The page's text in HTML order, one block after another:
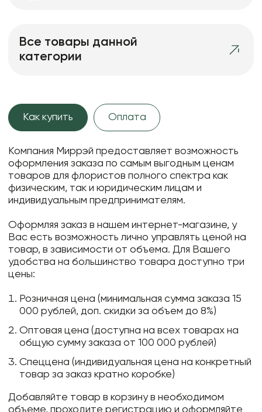
Все товары данной
категории
Как купить Оплата
Компания Миррэй предоставляет возможность
оформления заказа по самым выгодным ценам
товаров для флористов полного спектра как
физическим, так и юридическим лицам и
индивидуальным предпринимателям.
Оформляя заказ в нашем интернет-магазине, у
Вас есть возможность лично управлять ценой на
товар, в зависимости от объема. Для Вашего
удобства на большинство товара доступно три
цены:
Розничная цена (минимальная сумма заказа 15
000 рублей, доп. скидки за объем до 8%)
Оптовая цена (доступна на всех товарах на
общую сумму заказа от 100 000 рублей)
Спеццена (индивидуальная цена на конкретный
товар за заказ кратно коробке)
Добавляйте товар в корзину в необходимом
объеме, проходите регистрацию и оформляйте